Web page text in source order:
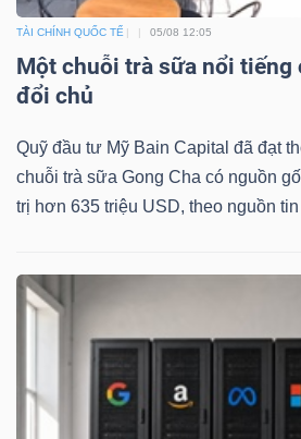
TÀI CHÍNH QUỐC TẾ 05/08 12:05
Một chuỗi trà sữa nổi tiếng
đổi chủ
Quỹ đầu tư Mỹ Bain Capital đã đạt
chuỗi trà sữa Gong Cha có nguồn
trị hơn 635 triệu USD, theo nguồn
tích
(-)
ngữ
(-)
vụ
(-)
Đào